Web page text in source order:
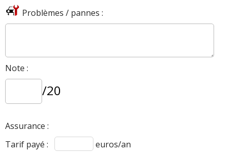
Problèmes / pannes :
Note :
/20
Assurance :
Tarif payé :
euros/an